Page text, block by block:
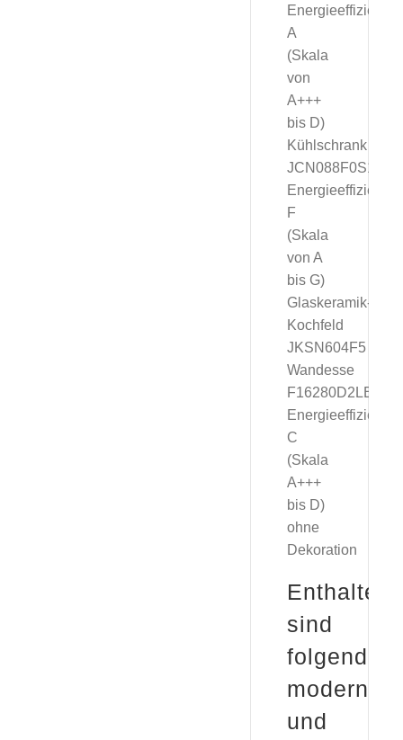
A
(Skala
von
A+++
bis D)
Kühlschrank
JCN088F0S1,
F
(Skala
von A
bis G)
Glaskeramik-
Kochfeld
JKSN604F5
Wandesse
F16280D2LED,
C
(Skala
A+++
bis D)
ohne
Dekoration
Enthalten
sind
folgende
moderne
und